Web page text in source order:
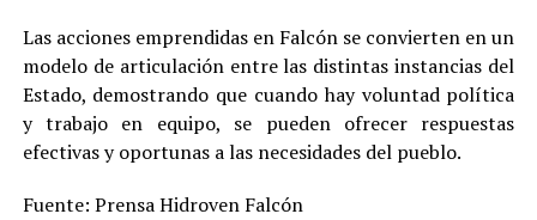
Las acciones emprendidas en Falcón se convierten en un
modelo de articulación entre las distintas instancias del
Estado, demostrando que cuando hay voluntad política
y trabajo en equipo, se pueden ofrecer respuestas
efectivas y oportunas a las necesidades del pueblo.
Fuente: Prensa Hidroven Falcón